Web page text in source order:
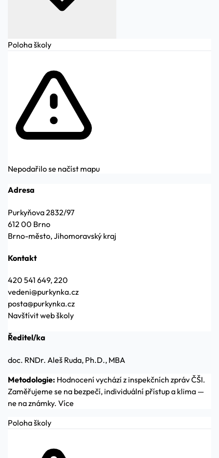
Poloha školy
Nepodařilo se načíst mapu
Adresa
Purkyňova 2832/97
612 00 Brno
Brno-město, Jihomoravský kraj
Kontakt
420 541 649, 220
vedeni@purkynka.cz
posta@purkynka.cz
Navštívit web školy
Ředitel/ka
doc. RNDr. Aleš Ruda, Ph.D., MBA
Metodologie: Hodnocení vychází z inspekčních zpráv ČŠI.
Zaměřujeme se na bezpečí, individuální přístup a klima —
ne na známky. Více
Poloha školy